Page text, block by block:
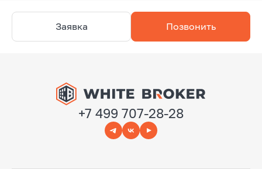
Заявка Позвонить
+7 499 707-28-28